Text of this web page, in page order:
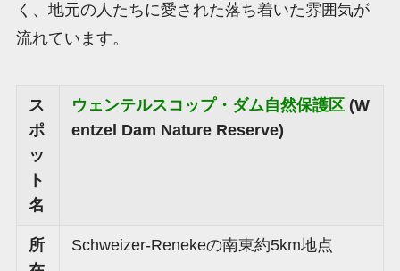
く、地元の人たちに愛された落ち着いた雰囲気が
流れています。
ス
ポ
ッ
ト
名
ウェンテルスコップ・ダム自然保護区 (W
entzel Dam Nature Reserve)
所
Schweizer-Renekeの南東約5km地点